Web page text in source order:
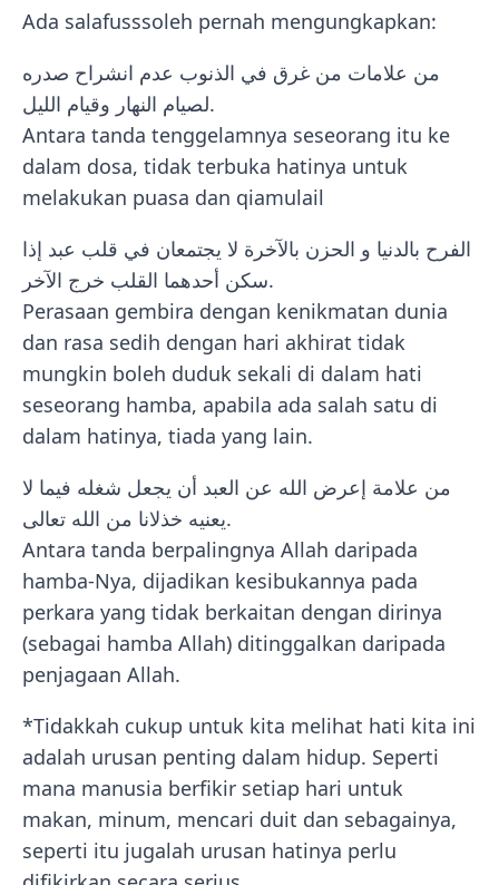
Ada salafusssoleh pernah mengungkapkan:
من علامات من غرق في الذنوب عدم انشراح صدره
لصيام النهار وقيام الليل.
Antara tanda tenggelamnya seseorang itu ke
dalam dosa, tidak terbuka hatinya untuk
melakukan puasa dan qiamulail
الفرح بالدنيا و الحزن بالآخرة لا يجتمعان في قلب عبد إذا
سكن أحدهما القلب خرج الآخر.
Perasaan gembira dengan kenikmatan dunia
dan rasa sedih dengan hari akhirat tidak
mungkin boleh duduk sekali di dalam hati
seseorang hamba, apabila ada salah satu di
dalam hatinya, tiada yang lain.
من علامة إعرض الله عن العبد أن يجعل شغله فيما لا
يعنيه خذلانا من الله تعالى.
Antara tanda berpalingnya Allah daripada
hamba-Nya, dijadikan kesibukannya pada
perkara yang tidak berkaitan dengan dirinya
(sebagai hamba Allah) ditinggalkan daripada
penjagaan Allah.
*Tidakkah cukup untuk kita melihat hati kita ini
adalah urusan penting dalam hidup. Seperti
mana manusia berfikir setiap hari untuk
makan, minum, mencari duit dan sebagainya,
seperti itu jugalah urusan hatinya perlu